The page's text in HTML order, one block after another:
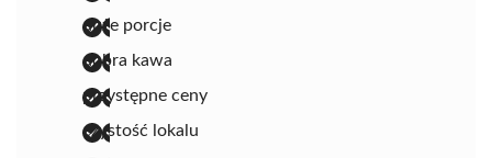
duże porcje
dobra kawa
przystępne ceny
czystość lokalu